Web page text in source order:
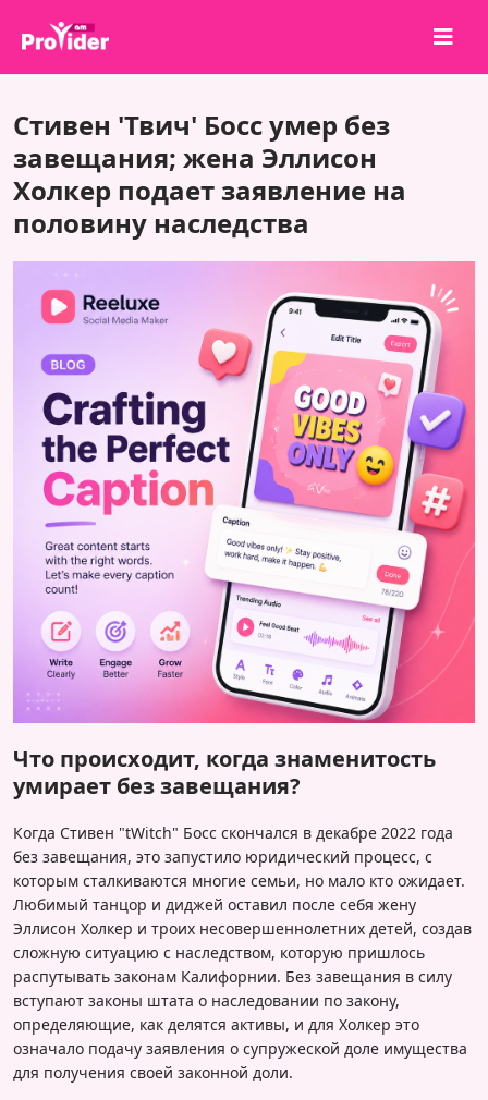
Войти
Регистрация
Услуги
API
Блог
Стивен 'Твич' Босс умер без
завещания; жена Эллисон
Холкер подает заявление на
половину наследства
Что происходит, когда знаменитость
умирает без завещания?
Когда Стивен "tWitch" Босс скончался в декабре 2022 года
без завещания, это запустило юридический процесс, с
которым сталкиваются многие семьи, но мало кто ожидает.
Любимый танцор и диджей оставил после себя жену
Эллисон Холкер и троих несовершеннолетних детей, создав
сложную ситуацию с наследством, которую пришлось
распутывать законам Калифорнии. Без завещания в силу
вступают законы штата о наследовании по закону,
определяющие, как делятся активы, и для Холкер это
означало подачу заявления о супружеской доле имущества
для получения своей законной доли.